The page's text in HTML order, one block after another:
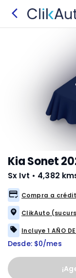
Kia Sonet
Sx Ivt • 4,382
Compra a
ClikAuto
Incluye 1 AÑO
Desde: $0/mes